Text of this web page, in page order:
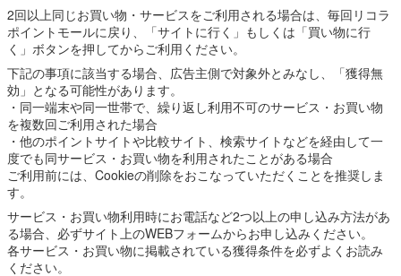
2回以上同じお買い物・サービスをご利用される場合は、毎回リコラ
ポイントモールに戻り、「サイトに行く」もしくは「買い物に行
く」ボタンを押してからご利用ください。
下記の事項に該当する場合、広告主側で対象外とみなし、「獲得無
効」となる可能性があります。
・同一端末や同一世帯で、繰り返し利用不可のサービス・お買い物
を複数回ご利用された場合
・他のポイントサイトや比較サイト、検索サイトなどを経由して一
度でも同サービス・お買い物を利用されたことがある場合
ご利用前には、Cookieの削除をおこなっていただくことを推奨しま
す。
サービス・お買い物利用時にお電話など2つ以上の申し込み方法があ
る場合、必ずサイト上のWEBフォームからお申し込みください。
各サービス・お買い物に掲載されている獲得条件を必ずよくお読み
ください。